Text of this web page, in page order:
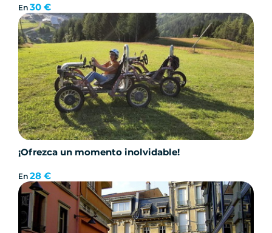
En 30 €
¡Ofrezca un momento inolvidable!
En 28 €